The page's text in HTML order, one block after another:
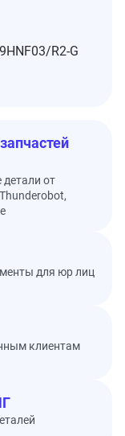
R2-G
от
для юр лиц
клиентам